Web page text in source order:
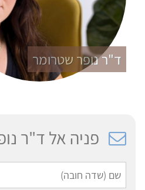
ד"ר נופר שטרומר
פניה אל ד"ר